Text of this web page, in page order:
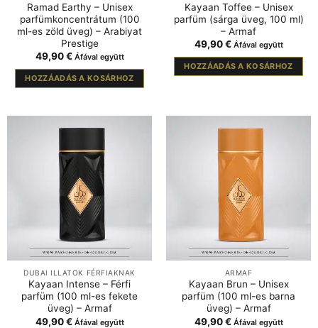
Ramad Earthy – Unisex
parfümkoncentrátum (100
ml-es zöld üveg) – Arabiyat
Prestige
49,90€ Áfával együtt
HOZZÁADÁS A KOSÁRHOZ
Kayaan Toffee – Unisex
parfüm (sárga üveg, 100 ml)
– Armaf
49,90€ Áfával együtt
HOZZÁADÁS A KOSÁRHOZ
DUBAI ILLATOK FÉRFIAKNAK
Kayaan Intense – Férfi
parfüm (100 ml-es fekete
üveg) – Armaf
49,90€ Áfával együtt
ARMAF
Kayaan Brun – Unisex
parfüm (100 ml-es barna
üveg) – Armaf
49,90€ Áfával együtt